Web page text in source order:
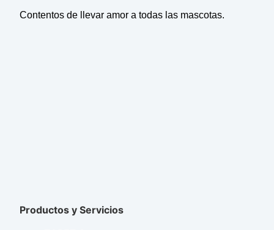
Contentos de llevar amor a todas las mascotas.
Productos y Servicios